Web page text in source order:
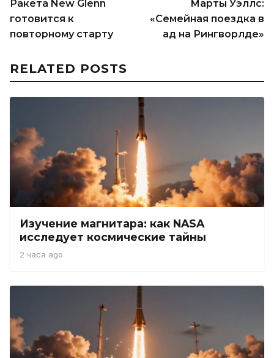
Ракета New Glenn
готовится к
повторному старту
Марты Уэллс:
«Семейная поездка в
ад на Рингворлде»
RELATED POSTS
Изучение магнитара: как NASA
исследует космические тайны
2 часа ago